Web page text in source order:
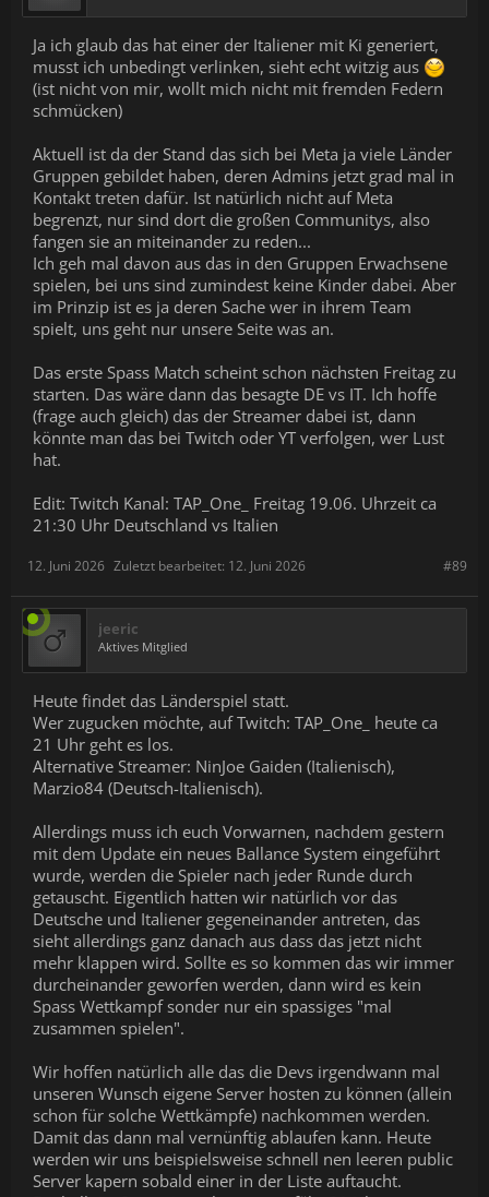
Ja ich glaub das hat einer der Italiener mit Ki generiert,
musst ich unbedingt verlinken, sieht echt witzig aus
(ist nicht von mir, wollt mich nicht mit fremden Federn
schmücken)
Aktuell ist da der Stand das sich bei Meta ja viele Länder
Gruppen gebildet haben, deren Admins jetzt grad mal in
Kontakt treten dafür. Ist natürlich nicht auf Meta
begrenzt, nur sind dort die großen Communitys, also
fangen sie an miteinander zu reden...
Ich geh mal davon aus das in den Gruppen Erwachsene
spielen, bei uns sind zumindest keine Kinder dabei. Aber
im Prinzip ist es ja deren Sache wer in ihrem Team
spielt, uns geht nur unsere Seite was an.
Das erste Spass Match scheint schon nächsten Freitag zu
starten. Das wäre dann das besagte DE vs IT. Ich hoffe
(frage auch gleich) das der Streamer dabei ist, dann
könnte man das bei Twitch oder YT verfolgen, wer Lust
hat.
Edit: Twitch Kanal: TAP_One_ Freitag 19.06. Uhrzeit ca
21:30 Uhr Deutschland vs Italien
#89
12. Juni 2026 Zuletzt bearbeitet: 12. Juni 2026
jeeric
Aktives Mitglied
Heute findet das Länderspiel statt.
Wer zugucken möchte, auf Twitch: TAP_One_ heute ca
21 Uhr geht es los.
Alternative Streamer: NinJoe Gaiden (Italienisch),
Marzio84 (Deutsch-Italienisch).
Allerdings muss ich euch Vorwarnen, nachdem gestern
mit dem Update ein neues Ballance System eingeführt
wurde, werden die Spieler nach jeder Runde durch
getauscht. Eigentlich hatten wir natürlich vor das
Deutsche und Italiener gegeneinander antreten, das
sieht allerdings ganz danach aus dass das jetzt nicht
mehr klappen wird. Sollte es so kommen das wir immer
durcheinander geworfen werden, dann wird es kein
Spass Wettkampf sonder nur ein spassiges "mal
zusammen spielen".
Wir hoffen natürlich alle das die Devs irgendwann mal
unseren Wunsch eigene Server hosten zu können (allein
schon für solche Wettkämpfe) nachkommen werden.
Damit das dann mal vernünftig ablaufen kann. Heute
werden wir uns beispielsweise schnell nen leeren public
Server kapern sobald einer in der Liste auftaucht.